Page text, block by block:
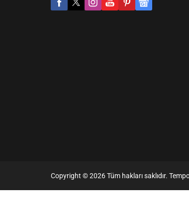
Copyright © 2026 Tüm hakları saklıdır.